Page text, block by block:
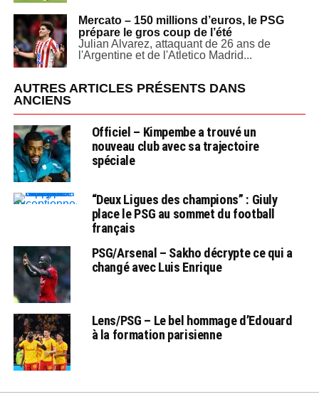
Mercato – 150 millions d’euros, le PSG
prépare le gros coup de l’été
Julian Alvarez, attaquant de 26 ans de
l'Argentine et de l'Atletico Madrid...
AUTRES ARTICLES PRÉSENTS DANS
ANCIENS
Officiel – Kimpembe a trouvé un
nouveau club avec sa trajectoire
spéciale
“Deux Ligues des champions” : Giuly
place le PSG au sommet du football
français
PSG/Arsenal – Sakho décrypte ce qui a
changé avec Luis Enrique
Lens/PSG – Le bel hommage d’Edouard
à la formation parisienne